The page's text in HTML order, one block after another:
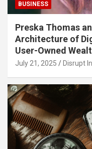
BUSINESS
Preska Thomas
Architecture of
User-Owned
July 21, 2025 Disrupt